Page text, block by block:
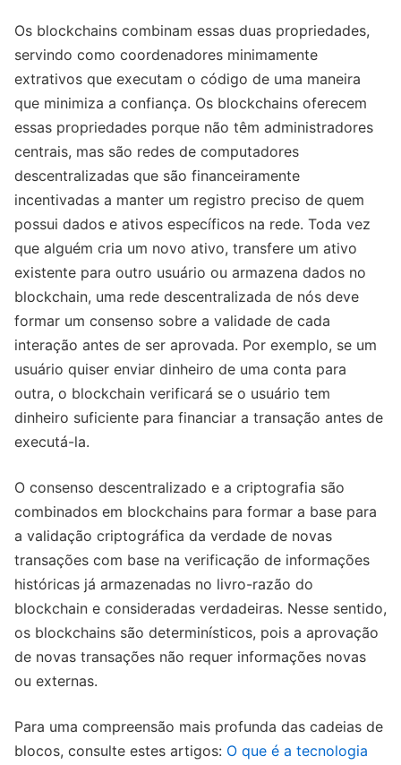
Os blockchains combinam essas duas propriedades,
servindo como coordenadores minimamente
extrativos que executam o código de uma maneira
que minimiza a confiança. Os blockchains oferecem
essas propriedades porque não têm administradores
centrais, mas são redes de computadores
descentralizadas que são financeiramente
incentivadas a manter um registro preciso de quem
possui dados e ativos específicos na rede. Toda vez
que alguém cria um novo ativo, transfere um ativo
existente para outro usuário ou armazena dados no
blockchain, uma rede descentralizada de nós deve
formar um consenso sobre a validade de cada
interação antes de ser aprovada. Por exemplo, se um
usuário quiser enviar dinheiro de uma conta para
outra, o blockchain verificará se o usuário tem
dinheiro suficiente para financiar a transação antes de
executá-la.
O consenso descentralizado e a criptografia são
combinados em blockchains para formar a base para
a validação criptográfica da verdade de novas
transações com base na verificação de informações
históricas já armazenadas no livro-razão do
blockchain e consideradas verdadeiras. Nesse sentido,
os blockchains são determinísticos, pois a aprovação
de novas transações não requer informações novas
ou externas.
Para uma compreensão mais profunda das cadeias de
blocos, consulte estes artigos: O que é a tecnologia